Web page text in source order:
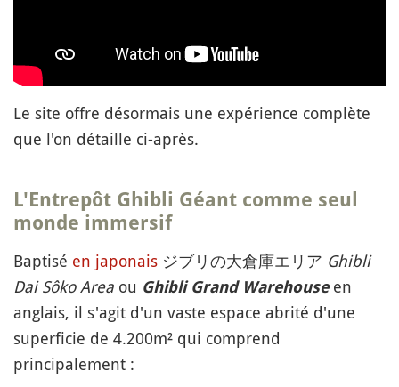
Le site offre désormais une expérience complète
que l'on détaille ci-après.
L'Entrepôt Ghibli Géant comme seul
monde immersif
Baptisé en japonais ジブリの大倉庫エリア Ghibli
Dai Sôko Area ou Ghibli Grand Warehouseen
anglais, il s'agit d'un vaste espace abrité d'une
superficie de 4.200m² qui comprend
principalement :